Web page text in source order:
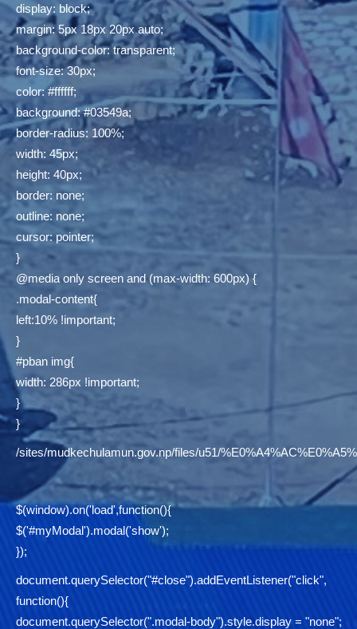
display: block;
margin: 5px 18px 20px auto;
background-color: transparent;
font-size: 30px;
color: #ffffff;
background: #03549a;
border-radius: 100%;
width: 45px;
height: 40px;
border: none;
outline: none;
cursor: pointer;
}
@media only screen and (max-width: 600px) {
.modal-content{
left:10% !important;
}
#pban img{
width: 286px !important;
}
}
/sites/mudkechulamun.gov.np/files/u51/
$(window).on('load',function(){
$('#myModal').modal('show');
});
document.querySelector("#close").addEventListener("click",
function(){
document.querySelector(".modal-body").style.display = "none";